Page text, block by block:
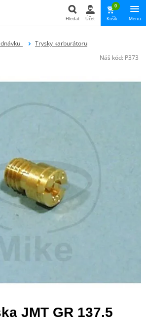
Hledat Účet
0
Košík Menu
Trysky karburátoru
Náš kód: P373
JMT GR 137.5